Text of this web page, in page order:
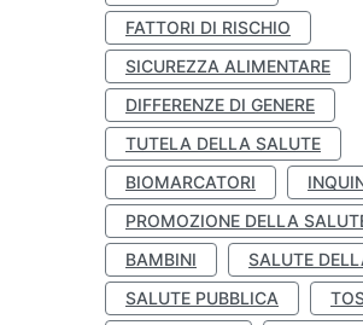
FATTORI DI RISCHIO
SICUREZZA ALIMENTARE
DIFFERENZE DI GENERE
TUTELA DELLA SALUTE
BIOMARCATORI
PROMOZIONE DELLA
BAMBINI
SALUTE
SALUTE PUBBLICA